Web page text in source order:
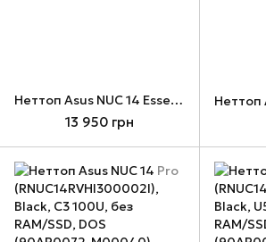
Неттоп Asus NUC 14 Essential (RNUC14MNK2500002), Black, N250, без RAM/SSD, DOS (90AR00M2-M00030)
13 950 грн